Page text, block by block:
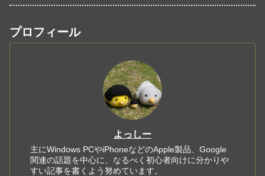
プロフィール
よっしー
主にWindows PCやiPhoneなどのApple製品、Google
関連の話題を中心に、なるべく初心者向けに分かりや
すい記事を書くよう努めています。